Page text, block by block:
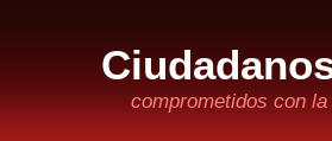
comprometidos con